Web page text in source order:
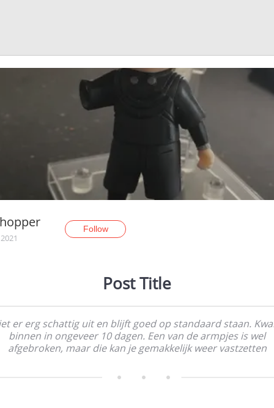
Follow
Post Title
er erg schattig uit en blijft goed op standaard staan.
binnen in ongeveer 10 dagen. Een van de armpjes is wel
afgebroken, maar die kan je gemakkelijk weer vastzetten